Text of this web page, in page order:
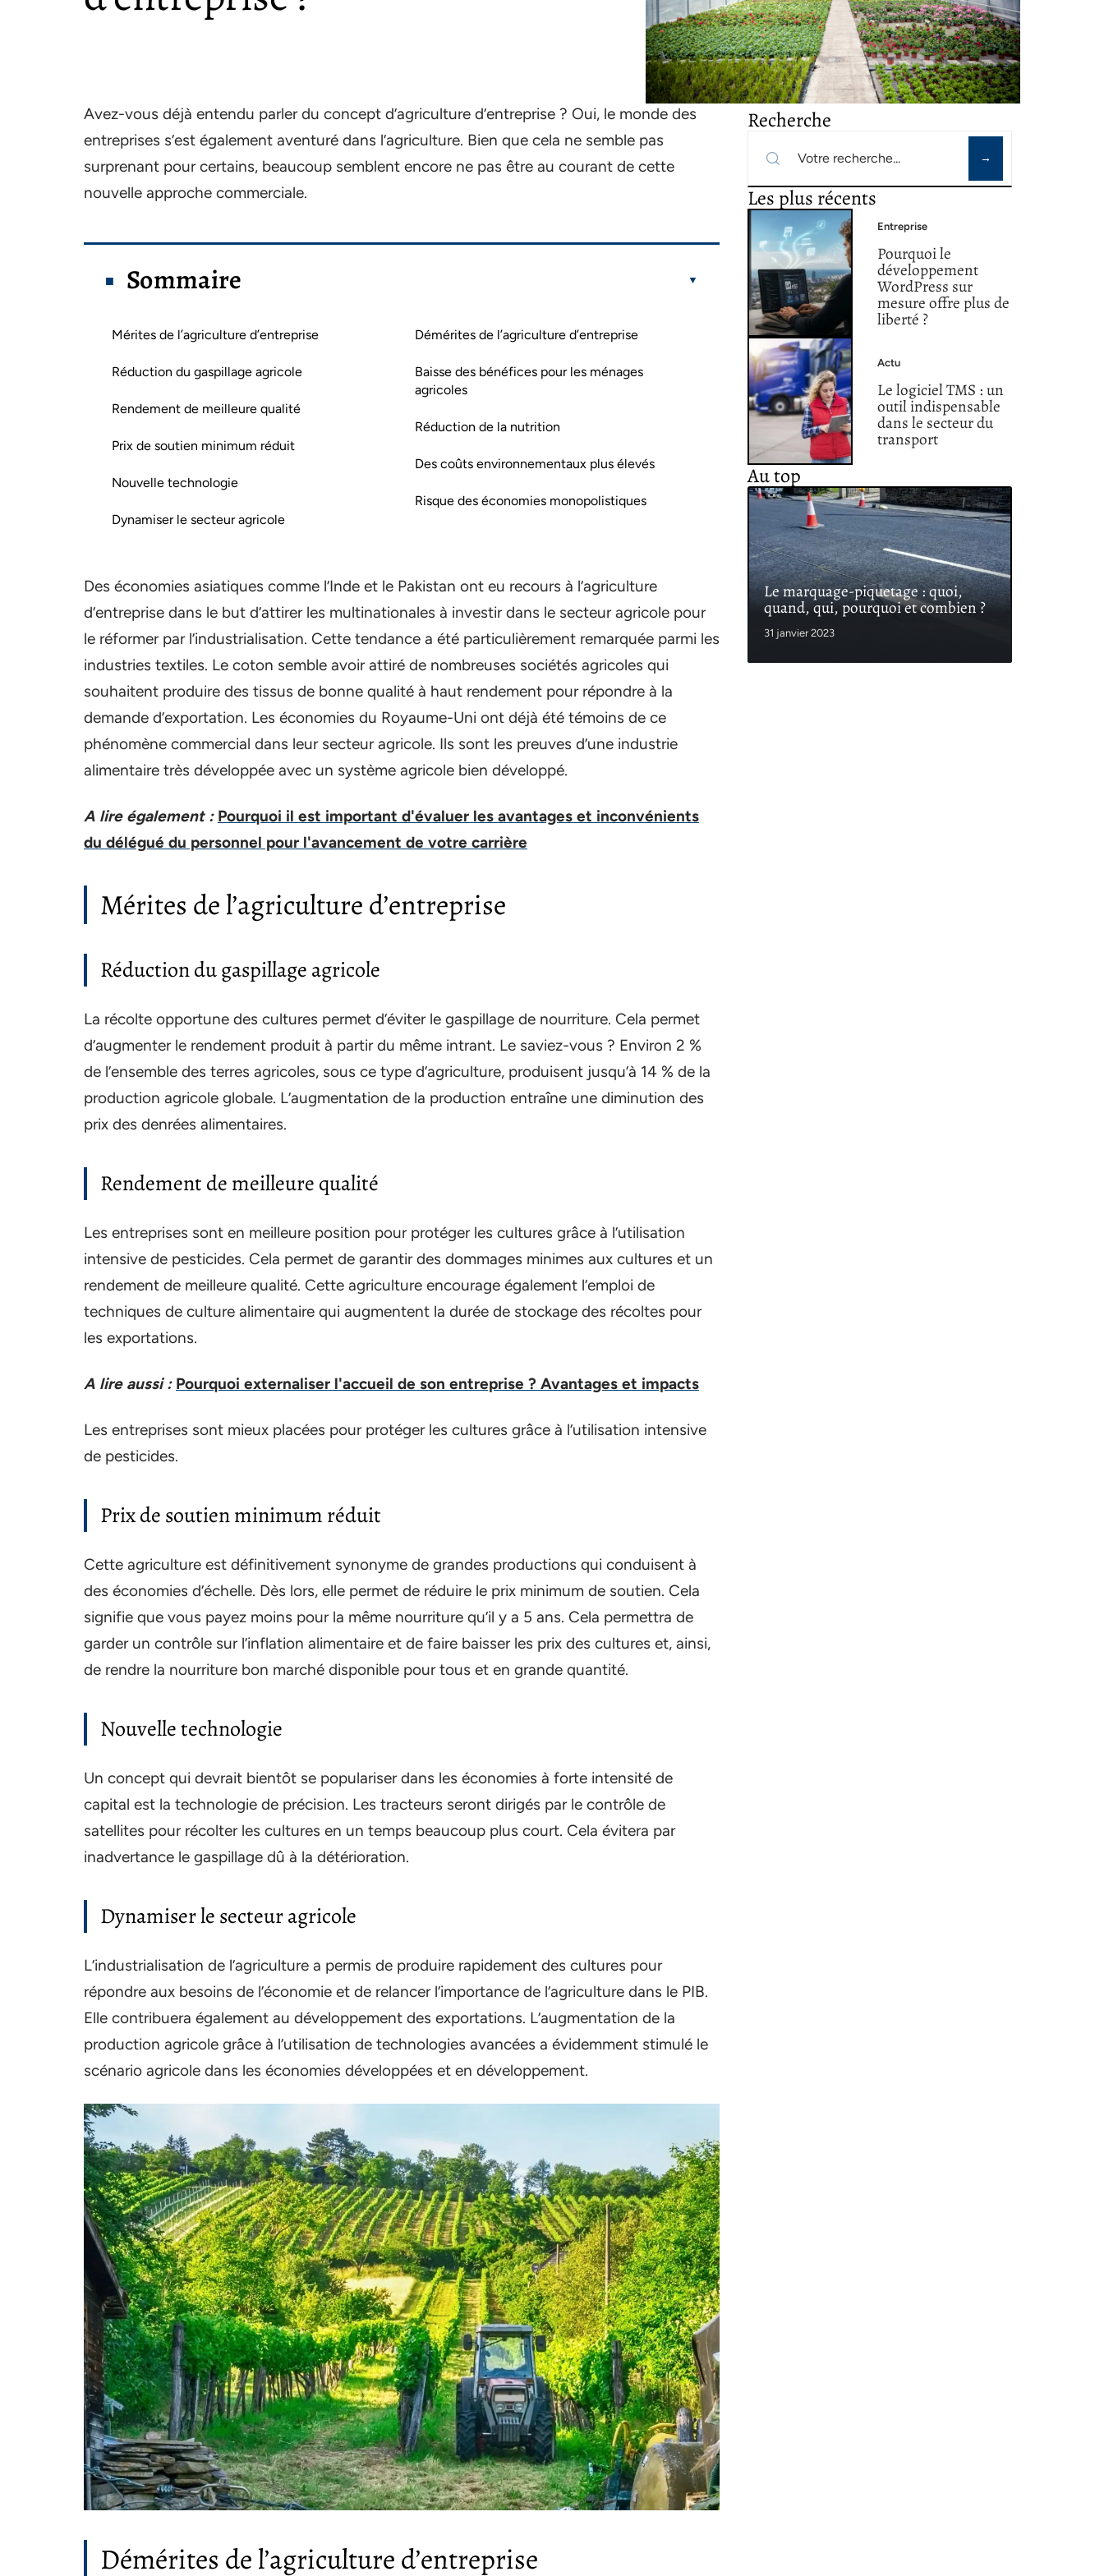
Avez-vous déjà entendu parler du concept d’agriculture d’entreprise ? Oui, le monde des
entreprises s’est également aventuré dans l’agriculture. Bien que cela ne semble pas
surprenant pour certains, beaucoup semblent encore ne pas être au courant de cette
nouvelle approche commerciale.
Sommaire
Mérites de l’agriculture d’entreprise
Réduction du gaspillage agricole
Rendement de meilleure qualité
Prix de soutien minimum réduit
Nouvelle technologie
Dynamiser le secteur agricole
Démérites de l’agriculture d’entreprise
Baisse des bénéfices pour les ménages
agricoles
Réduction de la nutrition
Des coûts environnementaux plus élevés
Risque des économies monopolistiques
Des économies asiatiques comme l’Inde et le Pakistan ont eu recours à l’agriculture
d’entreprise dans le but d’attirer les multinationales à investir dans le secteur agricole pour
le réformer par l’industrialisation. Cette tendance a été particulièrement remarquée parmi les
industries textiles. Le coton semble avoir attiré de nombreuses sociétés agricoles qui
souhaitent produire des tissus de bonne qualité à haut rendement pour répondre à la
demande d’exportation. Les économies du Royaume-Uni ont déjà été témoins de ce
phénomène commercial dans leur secteur agricole. Ils sont les preuves d’une industrie
alimentaire très développée avec un système agricole bien développé.
A lire également : Pourquoi il est important d'évaluer les avantages et inconvénients
du délégué du personnel pour l'avancement de votre carrière
Mérites de l’agriculture d’entreprise
Réduction du gaspillage agricole
La récolte opportune des cultures permet d’éviter le gaspillage de nourriture. Cela permet
d’augmenter le rendement produit à partir du même intrant. Le saviez-vous ? Environ 2 %
de l’ensemble des terres agricoles, sous ce type d’agriculture, produisent jusqu’à 14 % de la
production agricole globale. L’augmentation de la production entraîne une diminution des
prix des denrées alimentaires.
Rendement de meilleure qualité
Les entreprises sont en meilleure position pour protéger les cultures grâce à l’utilisation
intensive de pesticides. Cela permet de garantir des dommages minimes aux cultures et un
rendement de meilleure qualité. Cette agriculture encourage également l’emploi de
techniques de culture alimentaire qui augmentent la durée de stockage des récoltes pour
les exportations.
A lire aussi : Pourquoi externaliser l'accueil de son entreprise ? Avantages et impacts
Les entreprises sont mieux placées pour protéger les cultures grâce à l’utilisation intensive
de pesticides.
Prix de soutien minimum réduit
Cette agriculture est définitivement synonyme de grandes productions qui conduisent à
des économies d’échelle. Dès lors, elle permet de réduire le prix minimum de soutien. Cela
signifie que vous payez moins pour la même nourriture qu’il y a 5 ans. Cela permettra de
garder un contrôle sur l’inflation alimentaire et de faire baisser les prix des cultures et, ainsi,
de rendre la nourriture bon marché disponible pour tous et en grande quantité.
Nouvelle technologie
Un concept qui devrait bientôt se populariser dans les économies à forte intensité de
capital est la technologie de précision. Les tracteurs seront dirigés par le contrôle de
satellites pour récolter les cultures en un temps beaucoup plus court. Cela évitera par
inadvertance le gaspillage dû à la détérioration.
Dynamiser le secteur agricole
L’industrialisation de l’agriculture a permis de produire rapidement des cultures pour
répondre aux besoins de l’économie et de relancer l’importance de l’agriculture dans le PIB.
Elle contribuera également au développement des exportations. L’augmentation de la
production agricole grâce à l’utilisation de technologies avancées a évidemment stimulé le
scénario agricole dans les économies développées et en développement.
Démérites de l’agriculture d’entreprise
Recherche
Les plus récents
Entreprise
Pourquoi le
développement
WordPress sur
mesure offre plus de
liberté ?
Actu
Le logiciel TMS : un
outil indispensable
dans le secteur du
transport
Au top
Le marquage-piquetage : quoi,
quand, qui, pourquoi et combien ?
31 janvier 2023